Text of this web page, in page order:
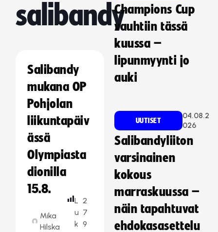
salibandy
Salibandy
mukana OP
Pohjolan
liikuntapäiv
ässä
Olympiasta
dionilla
15.8.
Mika
Hilska
L
u
k
2
7
9
Champions Cup
vauhtiin tässä
kuussa –
lipunmyynti jo
auki
UUTISET
04.08.2
026
Salibandyliiton
varsinainen
kokous
marraskuussa –
näin tapahtuvat
ehdokasasettelu